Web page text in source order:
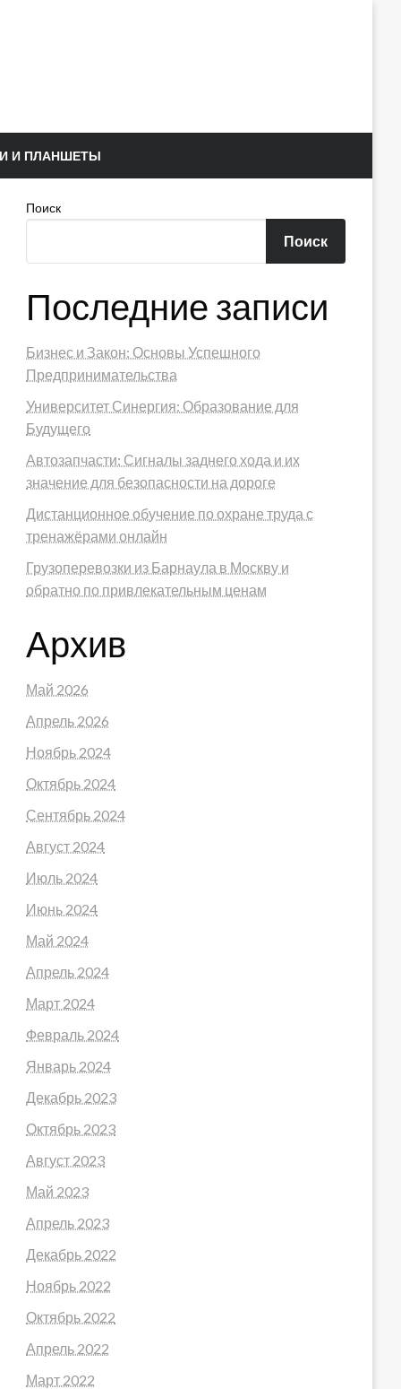
И ПЛАНШЕТЫ
Поиск
Поиск
Последние записи
Бизнес и Закон: Основы Успешного
Предпринимательства
Университет Синергия: Образование для
Будущего
Автозапчасти: Сигналы заднего хода и их
значение для безопасности на дороге
Дистанционное обучение по охране труда с
тренажёрами онлайн
Грузоперевозки из Барнаула в Москву и
обратно по привлекательным ценам
Архив
Май 2026
Апрель 2026
Ноябрь 2024
Октябрь 2024
Сентябрь 2024
Август 2024
Июль 2024
Июнь 2024
Май 2024
Апрель 2024
Март 2024
Февраль 2024
Январь 2024
Декабрь 2023
Октябрь 2023
Август 2023
Май 2023
Апрель 2023
Декабрь 2022
Ноябрь 2022
Октябрь 2022
Апрель 2022
Март 2022